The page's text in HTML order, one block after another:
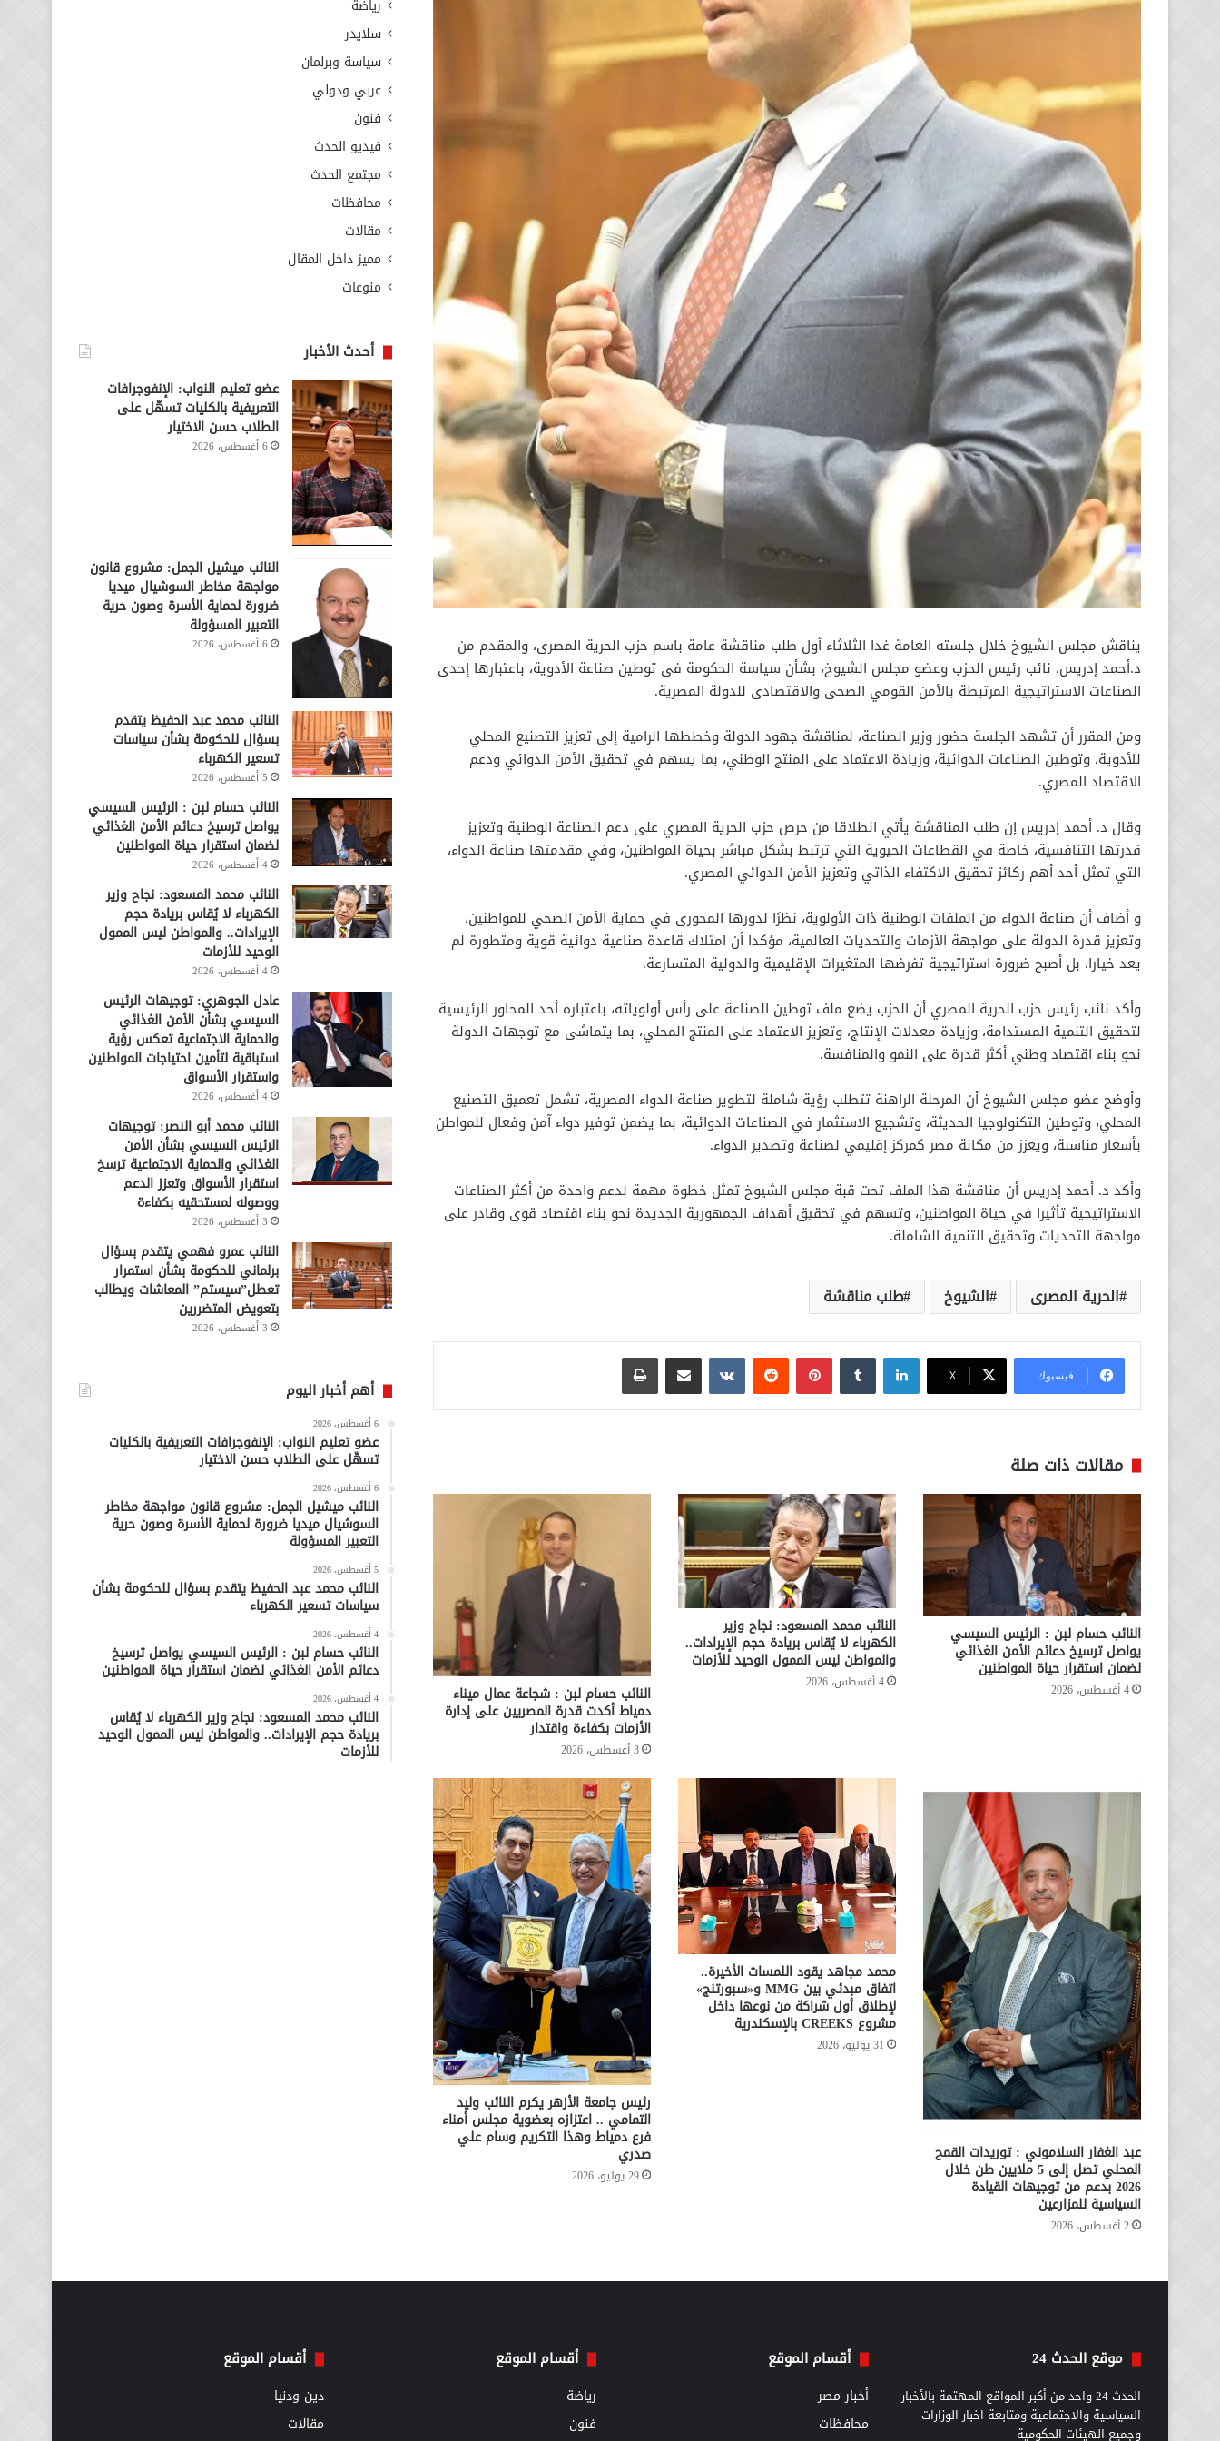
يناقش مجلس الشيوخ خلال جلسته العامة غدا الثلاثاء أول طلب مناقشة عامة باسم حزب الحرية المصرى، والمقدم من
د.أحمد إدريس، نائب رئيس الحزب وعضو مجلس الشيوخ، بشأن سياسة الحكومة فى توطين صناعة الأدوية، باعتبارها إحدى
الصناعات الاستراتيجية المرتبطة بالأمن القومي الصحى والاقتصادى للدولة المصرية.
ومن المقرر أن تشهد الجلسة حضور وزير الصناعة، لمناقشة جهود الدولة وخططها الرامية إلى تعزيز التصنيع المحلي
للأدوية، وتوطين الصناعات الدوائية، وزيادة الاعتماد على المنتج الوطني، بما يسهم في تحقيق الأمن الدوائي ودعم
الاقتصاد المصري.
وقال د. أحمد إدريس إن طلب المناقشة يأتي انطلاقا من حرص حزب الحرية المصري على دعم الصناعة الوطنية وتعزيز
قدرتها التنافسية، خاصة في القطاعات الحيوية التي ترتبط بشكل مباشر بحياة المواطنين، وفي مقدمتها صناعة الدواء،
التي تمثل أحد أهم ركائز تحقيق الاكتفاء الذاتي وتعزيز الأمن الدوائي المصري.
و أضاف أن صناعة الدواء من الملفات الوطنية ذات الأولوية، نظرًا لدورها المحورى في حماية الأمن الصحي للمواطنين،
وتعزيز قدرة الدولة على مواجهة الأزمات والتحديات العالمية، مؤكدا أن امتلاك قاعدة صناعية دوائية قوية ومتطورة لم
يعد خيارا، بل أصبح ضرورة استراتيجية تفرضها المتغيرات الإقليمية والدولية المتسارعة.
وأكد نائب رئيس حزب الحرية المصري أن الحزب يضع ملف توطين الصناعة على رأس أولوياته، باعتباره أحد المحاور الرئيسية
لتحقيق التنمية المستدامة، وزيادة معدلات الإنتاج، وتعزيز الاعتماد على المنتج المحلي، بما يتماشى مع توجهات الدولة
نحو بناء اقتصاد وطني أكثر قدرة على النمو والمنافسة.
وأوضح عضو مجلس الشيوخ أن المرحلة الراهنة تتطلب رؤية شاملة لتطوير صناعة الدواء المصرية، تشمل تعميق التصنيع
المحلي، وتوطين التكنولوجيا الحديثة، وتشجيع الاستثمار في الصناعات الدوائية، بما يضمن توفير دواء آمن وفعال للمواطن
بأسعار مناسبة، ويعزز من مكانة مصر كمركز إقليمي لصناعة وتصدير الدواء.
وأكد د. أحمد إدريس أن مناقشة هذا الملف تحت قبة مجلس الشيوخ تمثل خطوة مهمة لدعم واحدة من أكثر الصناعات
الاستراتيجية تأثيرا في حياة المواطنين، وتسهم في تحقيق أهداف الجمهورية الجديدة نحو بناء اقتصاد قوى وقادر على
مواجهة التحديات وتحقيق التنمية الشاملة.
الحرية المصرى الشيوخ طلب مناقشة
فيسبوك ‫X
لينكدإن بينتيريست مشاركة عبر البريد طباعة
مقالات ذات صلة
النائب حسام لبن : الرئيس السيسي
يواصل ترسيخ دعائم الأمن الغذائي
لضمان استقرار حياة المواطنين
4 أغسطس، 2026
النائب محمد المسعود: نجاح وزير
الكهرباء لا يُقاس بريادة حجم الإيرادات..
والمواطن ليس الممول الوحيد للأزمات
4 أغسطس، 2026
النائب حسام لبن : شجاعة عمال ميناء
دمياط أكدت قدرة المصريين على إدارة
الأزمات بكفاءة واقتدار
3 أغسطس، 2026
عبد الغفار السلاموني : توريدات القمح
المحلي تصل إلى 5 ملايين طن خلال
2026 بدعم من توجيهات القيادة
السياسية للمزارعين
2 أغسطس، 2026
محمد مجاهد يقود اللمسات الأخيرة..
اتفاق مبدئي بين MMG و«سبورتنج»
لإطلاق أول شراكة من نوعها داخل
مشروع CREEKS بالإسكندرية
31 يوليو، 2026
رئيس جامعة الأزهر يكرم النائب وليد
التمامي .. اعتزازه بعضوية مجلس أمناء
فرع دمياط وهذا التكريم وسام علي
صدري
29 يوليو، 2026
رياضة
سلايدر
سياسة وبرلمان
عربي ودولي
فنون
فيديو الحدث
مجتمع الحدث
محافظات
مقالات
مميز داخل المقال
منوعات
أحدث الأخبار
عضو تعليم النواب: الإنفوجرافات
التعريفية بالكليات تسهّل على
الطلاب حسن الاختيار
6 أغسطس، 2026
النائب ميشيل الجمل: مشروع قانون
مواجهة مخاطر السوشيال ميديا
ضرورة لحماية الأسرة وصون حرية
التعبير المسؤولة
6 أغسطس، 2026
النائب محمد عبد الحفيظ يتقدم
بسؤال للحكومة بشأن سياسات
تسعير الكهرباء
5 أغسطس، 2026
النائب حسام لبن : الرئيس السيسي
يواصل ترسيخ دعائم الأمن الغذائي
لضمان استقرار حياة المواطنين
4 أغسطس، 2026
النائب محمد المسعود: نجاح وزير
الكهرباء لا يُقاس بريادة حجم
الإيرادات.. والمواطن ليس الممول
الوحيد للأزمات
4 أغسطس، 2026
عادل الجوهري: توجيهات الرئيس
السيسي بشأن الأمن الغذائي
والحماية الاجتماعية تعكس رؤية
استباقية لتأمين احتياجات المواطنين
واستقرار الأسواق
4 أغسطس، 2026
النائب محمد أبو النصر: توجيهات
الرئيس السيسي بشأن الأمن
الغذائي والحماية الاجتماعية ترسخ
استقرار الأسواق وتعزز الدعم
ووصوله لمستحقيه بكفاءة
3 أغسطس، 2026
النائب عمرو فهمي يتقدم بسؤال
برلماني للحكومة بشأن استمرار
تعطل”سيستم” المعاشات ويطالب
بتعويض المتضررين
3 أغسطس، 2026
أهم أخبار اليوم
6 أغسطس، 2026
عضو تعليم النواب: الإنفوجرافات التعريفية بالكليات
تسهّل على الطلاب حسن الاختيار
6 أغسطس، 2026
النائب ميشيل الجمل: مشروع قانون مواجهة مخاطر
السوشيال ميديا ضرورة لحماية الأسرة وصون حرية
التعبير المسؤولة
5 أغسطس، 2026
النائب محمد عبد الحفيظ يتقدم بسؤال للحكومة بشأن
سياسات تسعير الكهرباء
4 أغسطس، 2026
النائب حسام لبن : الرئيس السيسي يواصل ترسيخ
دعائم الأمن الغذائي لضمان استقرار حياة المواطنين
4 أغسطس، 2026
النائب محمد المسعود: نجاح وزير الكهرباء لا يُقاس
بريادة حجم الإيرادات.. والمواطن ليس الممول الوحيد
للأزمات
موقع الحدث 24
الحدث 24 واحد من أكبر المواقع المهتمة بالأخبار
السياسية والاجتماعية ومتابعة اخبار الوزارات
وجميع الهيئات الحكومية
أقسام الموقع
أخبار مصر
محافظات
أقسام الموقع
رياضة
فنون
أقسام الموقع
دين ودنيا
مقالات